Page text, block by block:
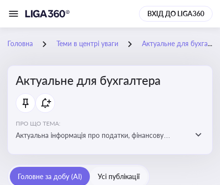
ВХІД ДО LIGA360
Головна Теми в центрі уваги Актуальне для бухгалтера
Актуальне для бухгалтера
ПРО ЩО ТЕМА:
Актуальна інформація про податки, фінансову
підприємств
Головне за добу (AI) Усі публікації